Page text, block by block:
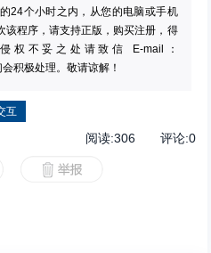
24个小时之内，从您的电脑或手机
该程序，请支持正版，购买注册，得
权不妥之处请致信 E-mail：
积极处理。敬请谅解！
互
阅读:306评论:0